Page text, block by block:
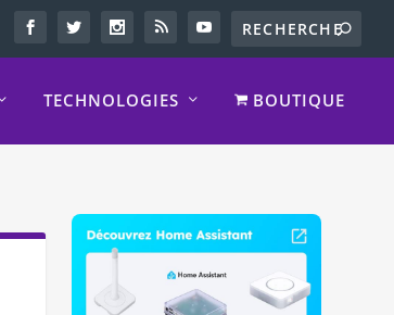
TECHNOLOGIES BOUTIQUE